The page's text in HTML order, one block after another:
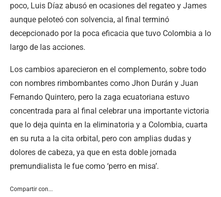
poco, Luis Díaz abusó en ocasiones del regateo y James
aunque peloteó con solvencia, al final terminó
decepcionado por la poca eficacia que tuvo Colombia a lo
largo de las acciones.
Los cambios aparecieron en el complemento, sobre todo
con nombres rimbombantes como Jhon Durán y Juan
Fernando Quintero, pero la zaga ecuatoriana estuvo
concentrada para al final celebrar una importante victoria
que lo deja quinta en la eliminatoria y a Colombia, cuarta
en su ruta a la cita orbital, pero con amplias dudas y
dolores de cabeza, ya que en esta doble jornada
premundialista le fue como ‘perro en misa’.
Compartir con...